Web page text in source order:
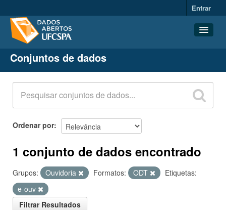
Entrar
Conjuntos de dados
Organizações
Grupos
Sobre
Conjuntos de dados
Ordenar por
1 conjunto de dados encontrado
Grupos: Ouvidoria Formatos: ODT
Etiquetas:
e-ouv
Filtrar Resultados